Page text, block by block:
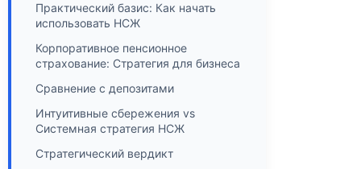
Практический базис: Как начать
использовать НСЖ
Корпоративное пенсионное
страхование: Стратегия для бизнеса
Сравнение с депозитами
Интуитивные сбережения vs
Системная стратегия НСЖ
Стратегический вердикт